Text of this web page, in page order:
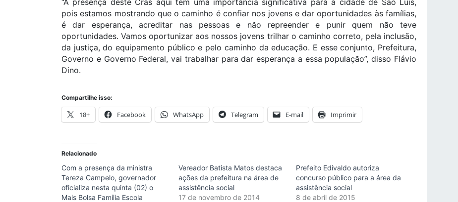
pois estamos mostrando que o caminho é confiar nos jovens e dar oportunidades às famílias,
é dar esperança, acreditar nas pessoas e não repreender e punir quem não teve
oportunidades. Vamos oportunizar aos nossos jovens trilhar o caminho correto, pela inclusão,
da justiça, do equipamento público e pelo caminho da educação. E esse conjunto, Prefeitura,
Governo e Governo Federal, vai trabalhar para dar esperança a essa população”, disso Flávio
Dino.
Compartilhe isso:
18+ Facebook WhatsApp Telegram E-mail Imprimir
Relacionado
Com a presença da ministra
Tereza Campelo, governador
oficializa nesta quinta (02) o
Mais Bolsa Família Escola
Vereador Batista Matos destaca
ações da prefeitura na área de
assistência social
17 de novembro de 2014
Prefeito Edivaldo autoriza
concurso público para a área da
assistência social
8 de abril de 2015